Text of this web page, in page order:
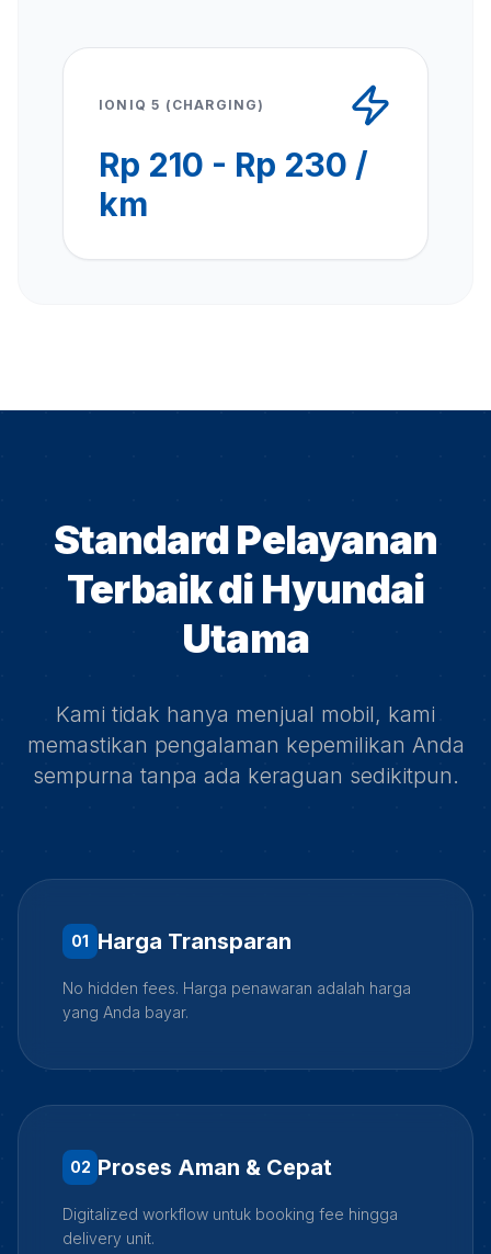
IONIQ 5 (CHARGING)
Rp 210 - Rp 230 /
km
Standard Pelayanan
Terbaik di Hyundai
Utama
Kami tidak hanya menjual mobil, kami
memastikan pengalaman kepemilikan Anda
sempurna tanpa ada keraguan sedikitpun.
01 Harga Transparan
No hidden fees. Harga penawaran adalah harga
yang Anda bayar.
02 Proses Aman & Cepat
Digitalized workflow untuk booking fee hingga
delivery unit.